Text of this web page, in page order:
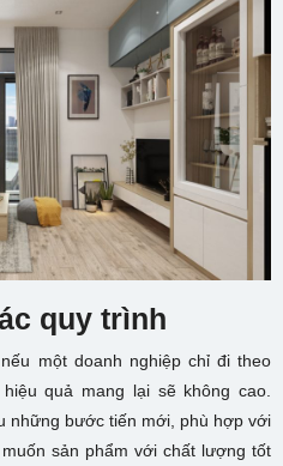
quy trình
một doanh nghiệp chỉ đi theo
quả mang lại sẽ không cao.
những bước tiến mới, phù hợp với
sản phẩm với chất lượng tốt